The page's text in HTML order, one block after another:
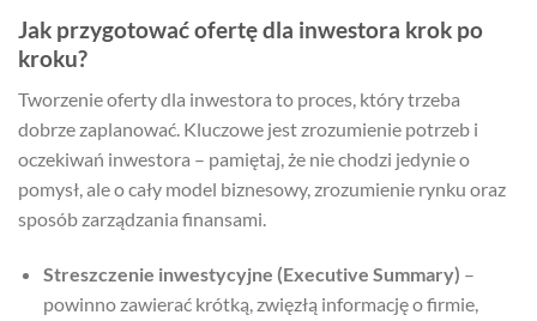
Jak przygotować ofertę dla inwestora krok po
kroku?
Tworzenie oferty dla inwestora to proces, który trzeba
dobrze zaplanować. Kluczowe jest zrozumienie potrzeb i
oczekiwań inwestora – pamiętaj, że nie chodzi jedynie o
pomysł, ale o cały model biznesowy, zrozumienie rynku oraz
sposób zarządzania finansami.
Streszczenie inwestycyjne (Executive Summary) –
powinno zawierać krótką, zwięzłą informację o firmie,